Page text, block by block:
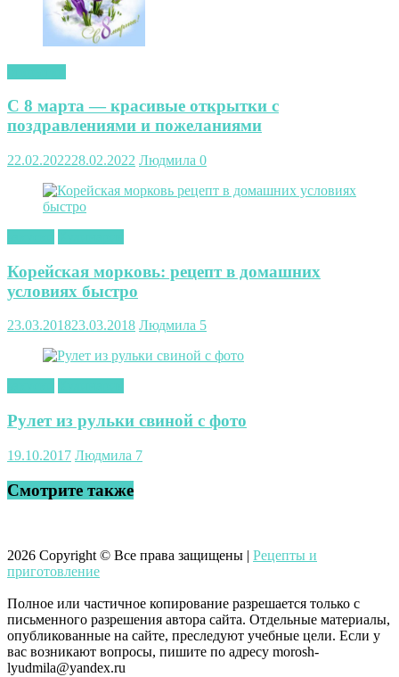
С 8 марта — красивые открытки с
поздравлениями и пожеланиями
22.02.202228.02.2022 Людмила 0
Корейская морковь: рецепт в домашних
условиях быстро
23.03.201823.03.2018 Людмила 5
Рулет из рульки свиной с фото
19.10.2017 Людмила 7
Смотрите также
2026 Copyright © Все права защищены | Рецепты и
приготовление
Полное или частичное копирование разрешается только с
письменного разрешения автора сайта. Отдельные материалы,
опубликованные на сайте, преследуют учебные цели. Если у
вас возникают вопросы, пишите по адресу morosh-
lyudmila@yandex.ru